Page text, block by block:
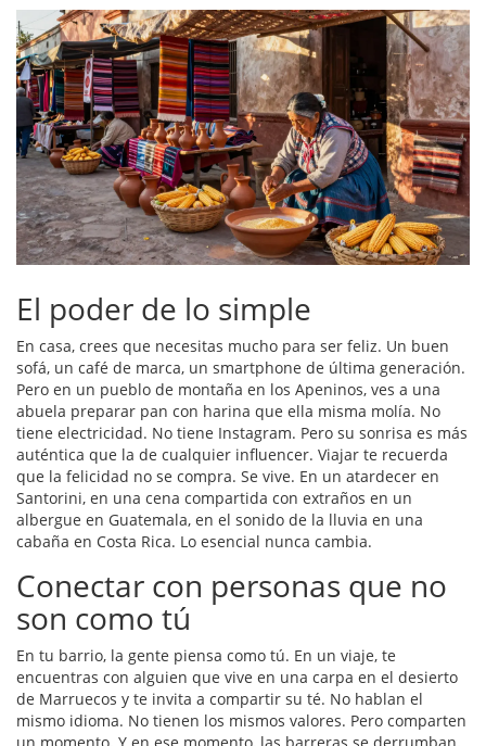
El poder de lo simple
En casa, crees que necesitas mucho para ser feliz. Un buen
sofá, un café de marca, un smartphone de última generación.
Pero en un pueblo de montaña en los Apeninos, ves a una
abuela preparar pan con harina que ella misma molía. No
tiene electricidad. No tiene Instagram. Pero su sonrisa es más
auténtica que la de cualquier influencer. Viajar te recuerda
que la felicidad no se compra. Se vive. En un atardecer en
Santorini, en una cena compartida con extraños en un
albergue en Guatemala, en el sonido de la lluvia en una
cabaña en Costa Rica. Lo esencial nunca cambia.
Conectar con personas que no
son como tú
En tu barrio, la gente piensa como tú. En un viaje, te
encuentras con alguien que vive en una carpa en el desierto
de Marruecos y te invita a compartir su té. No hablan el
mismo idioma. No tienen los mismos valores. Pero comparten